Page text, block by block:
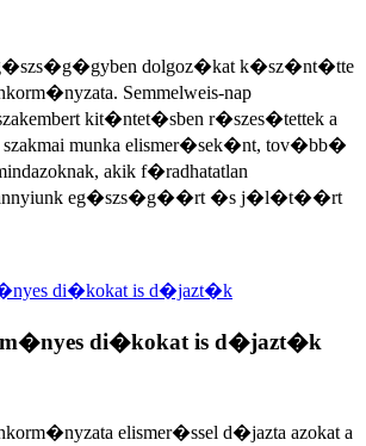
dolgoz�kat k�sz�nt�tte
Semmelweis-nap
kit�ntet�sben r�szes�tettek a
munka elismer�sek�nt, tov�bb�
akik f�radhatatlan
eg�szs�g��rt �s j�l�t��rt
di�kokat is d�jazt�k
elismer�ssel d�jazta azokat a